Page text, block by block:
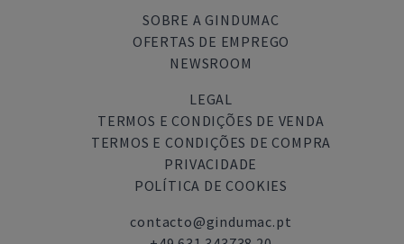
SOBRE A GINDUMAC
OFERTAS DE EMPREGO
NEWSROOM
LEGAL
TERMOS E CONDIÇÕES DE VENDA
TERMOS E CONDIÇÕES DE COMPRA
PRIVACIDADE
POLÍTICA DE COOKIES
contacto@gindumac.pt